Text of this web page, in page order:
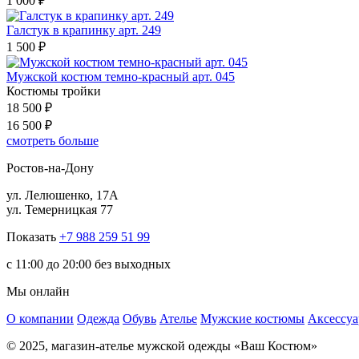
Галстук в крапинку арт. 249
1 500 ₽
Мужской костюм темно-красный арт. 045
Костюмы тройки
18 500 ₽
16 500 ₽
смотреть больше
Ростов-на-Дону
ул. Лелюшенко, 17А
ул. Темерницкая 77
Показать +7 988 259 51 99
c 11:00 до 20:00 без выходных
Мы онлайн
О компании Одежда Обувь Ателье Мужские костюмы
© 2025, магазин-ателье мужской одежды «Ваш Костюм»